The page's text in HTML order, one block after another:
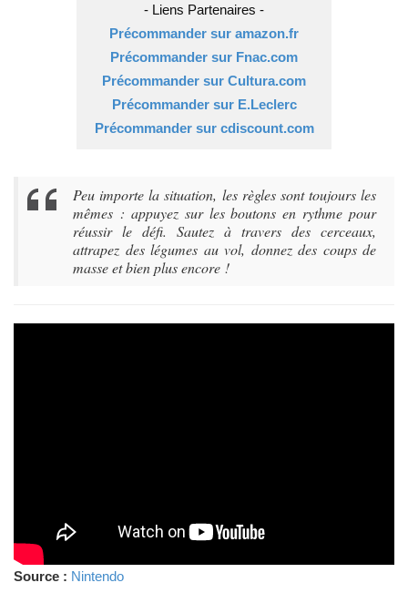
- Liens Partenaires -
Précommander sur amazon.fr
Précommander sur Fnac.com
​Précommander sur Cultura.com
​Précommander sur E.Leclerc
​Précommander sur cdiscount.com
Peu importe la situation, les règles sont toujours les
mêmes : appuyez sur les boutons en rythme pour
réussir le défi. Sautez à travers des cerceaux,
attrapez des légumes au vol, donnez des coups de
masse et bien plus encore !
Source : Nintendo